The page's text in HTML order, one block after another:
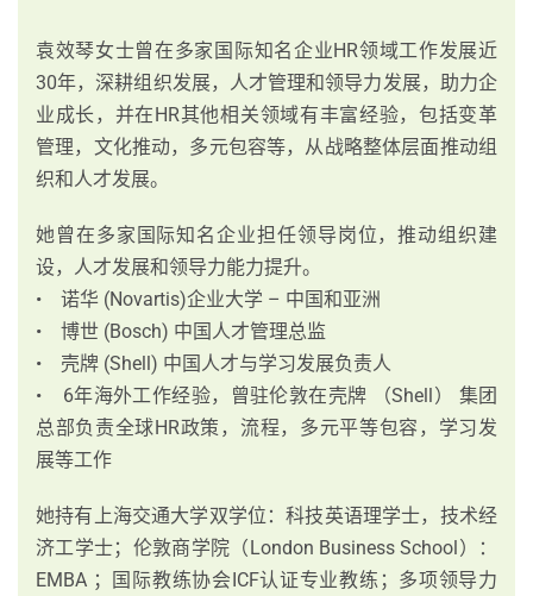
袁效琴女士曾在多家国际知名企业HR领域工作发展近
30年，深耕组织发展，人才管理和领导力发展，助力企
业成长，并在HR其他相关领域有丰富经验，包括变革
管理，文化推动，多元包容等，从战略整体层面推动组
织和人才发展。
她曾在多家国际知名企业担任领导岗位，推动组织建
设，人才发展和领导力能力提升。
• 诺华 (Novartis)企业大学 – 中国和亚洲
• 博世 (Bosch) 中国人才管理总监
• 壳牌 (Shell) 中国人才与学习发展负责人
• 6年海外工作经验，曾驻伦敦在壳牌 （Shell） 集团
总部负责全球HR政策，流程，多元平等包容，学习发
展等工作
她持有上海交通大学双学位：科技英语理学士，技术经
济工学士；伦敦商学院（London Business School）：
EMBA ；国际教练协会ICF认证专业教练；多项领导力